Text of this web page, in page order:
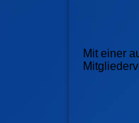
Mit einer